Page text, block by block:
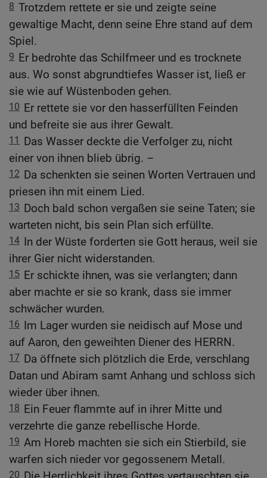
8 Trotzdem rettete er sie und zeigte seine
gewaltige Macht, denn seine Ehre stand auf dem
Spiel.
9 Er bedrohte das Schilfmeer und es trocknete
aus. Wo sonst abgrundtiefes Wasser ist, ließ er
sie wie auf Wüstenboden gehen.
10 Er rettete sie vor den hasserfüllten Feinden
und befreite sie aus ihrer Gewalt.
11
Das Wasser deckte die Verfolger zu, nicht
einer von ihnen blieb übrig. –
12 Da schenkten sie seinen Worten Vertrauen und
priesen ihn mit einem Lied.
13 Doch bald schon vergaßen sie seine Taten; sie
warteten nicht, bis sein Plan sich erfüllte.
14 In der Wüste forderten sie Gott heraus, weil sie
ihrer Gier nicht widerstanden.
15 Er schickte ihnen, was sie verlangten; dann
aber machte er sie so krank, dass sie immer
schwächer wurden.
16 Im Lager wurden sie neidisch auf Mose und
auf Aaron, den geweihten Diener des HERRN.
17 Da öffnete sich plötzlich die Erde, verschlang
Datan und Abiram samt Anhang und schloss sich
wieder über ihnen.
18 Ein Feuer flammte auf in ihrer Mitte und
verzehrte die ganze rebellische Horde.
19 Am Horeb machten sie sich ein Stierbild, sie
warfen sich nieder vor gegossenem Metall.
20